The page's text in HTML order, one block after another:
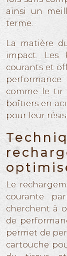
ainsi un
terme.
La matière
impact.
courants et
comme le tir
boîtiers en
pour leur
Le
courante
cherchent à
de
permet de
cartouche